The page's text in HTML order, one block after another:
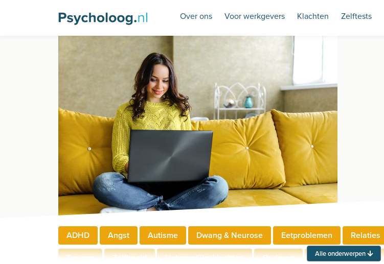
Over ons Voor werkgevers Klachten Zelftests
ADHD Angst Autisme Dwang & Neurose Eetproblemen Relaties
Trauma
Zelfbeeld Lichamelijke klachten Ouderen Neuropsychologie
Alle onderwerpen